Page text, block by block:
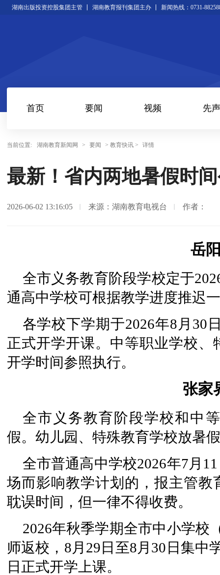
湖南出版投资控股集团主管 湖南教育报刊集团主办 新闻热线：0731-
首页 要闻 视频 先声
当前位置: 湖南教育新闻网 > 要闻 > 教育快讯 > 详情
最新！省内两地暑假时
2026-06-02 13:16:05 来源：湖南教育电视台 作者：
岳
全市义务教育阶段学校定于
通高中学校可根据教学进度推迟
各学校下学期于2026年8月30
正式开学开课。中等职业学校
开学时间参照执行。
张家
全市义务教育阶段学校和中
假。幼儿园、特殊教育学校放暑
全市普通高中学校2026年7月
场而影响教学计划的，报主管
耽误时间，但一律不得收费。
2026年秋季学期全市中小学校
师返校，8月29日至8月30日集中
日正式开学上课。